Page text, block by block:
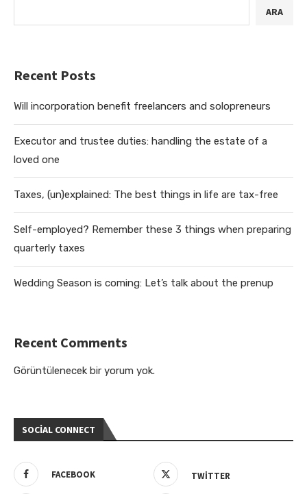
ARA
Recent Posts
Will incorporation benefit freelancers and solopreneurs
Executor and trustee duties: handling the estate of a
loved one
Taxes, (un)explained: The best things in life are tax-free
Self-employed? Remember these 3 things when preparing
quarterly taxes
Wedding Season is coming: Let’s talk about the prenup
Recent Comments
Görüntülenecek bir yorum yok.
SOCIAL CONNECT
FACEBOOK TWITTER